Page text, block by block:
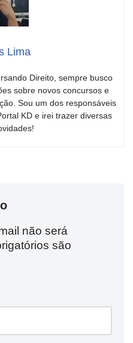
Lima
Direito, sempre busco
sobre novos concursos e
Sou um dos responsáveis
KD e irei trazer diversas
não será
são